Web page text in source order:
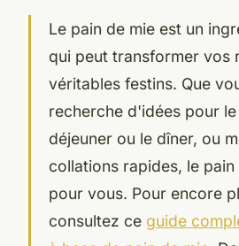
Le pain de mie est un
qui peut transformer vos
véritables festins. Que
recherche d'idées pour
déjeuner ou le dîner, ou
collations rapides, le pain
pour vous. Pour encore
consultez ce guide